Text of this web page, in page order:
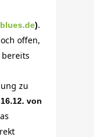
).
offen,
zu
von